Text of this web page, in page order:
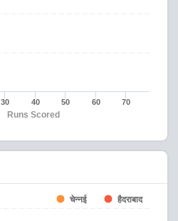
Runs Scored
30 40 50 60 70
चेन्नई हैदराबाद